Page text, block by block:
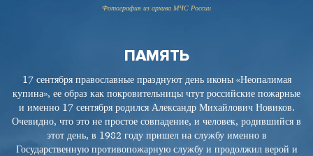
Фотография из архива МЧС России
ПАМЯТЬ
17 сентября православные празднуют день иконы «Неопалимая
купина», ее образ как покровительницы чтут российские пожарные
и именно 17 сентября родился Александр Михайлович Новиков.
Очевидно, что это не простое совпадение, и человек, родившийся в
этот день, в 1982 году пришел на службу именно в
Государственную противопожарную службу и продолжил верой и